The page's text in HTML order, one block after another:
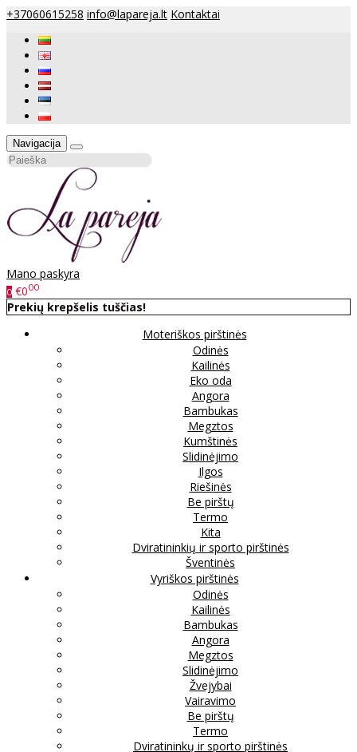
+37060615258 info@lapareja.lt Kontaktai
Navigacija
Mano paskyra
0 €000
Prekių krepšelis tuščias!
Moteriškos pirštinės
Odinės
Kailinės
Eko oda
Angora
Bambukas
Megztos
Kumštinės
Slidinėjimo
Ilgos
Riešinės
Be pirštų
Termo
Kita
Dviratininkių ir sporto pirštinės
Šventinės
Vyriškos pirštinės
Odinės
Kailinės
Bambukas
Angora
Megztos
Slidinėjimo
Žvejybai
Vairavimo
Be pirštų
Termo
Dviratininkų ir sporto pirštinės